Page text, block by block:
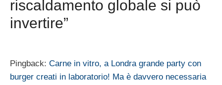
riscaldamento globale si può
invertire”
Pingback: Carne in vitro, a Londra grande party con
burger creati in laboratorio! Ma è davvero necessaria